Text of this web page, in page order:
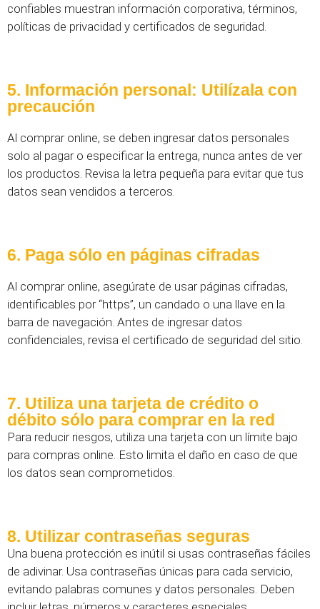
confiables muestran información corporativa, términos,
políticas de privacidad y certificados de seguridad.
5. Información personal: Utilízala con
precaución
Al comprar online, se deben ingresar datos personales
solo al pagar o especificar la entrega, nunca antes de ver
los productos. Revisa la letra pequeña para evitar que tus
datos sean vendidos a terceros.
6. Paga sólo en páginas cifradas
Al comprar online, asegúrate de usar páginas cifradas,
identificables por “https”, un candado o una llave en la
barra de navegación. Antes de ingresar datos
confidenciales, revisa el certificado de seguridad del sitio.
7. Utiliza una tarjeta de crédito o
débito sólo para comprar en la red
Para reducir riesgos, utiliza una tarjeta con un límite bajo
para compras online. Esto limita el daño en caso de que
los datos sean comprometidos.
8. Utilizar contraseñas seguras
Una buena protección es inútil si usas contraseñas fáciles
de adivinar. Usa contraseñas únicas para cada servicio,
evitando palabras comunes y datos personales. Deben